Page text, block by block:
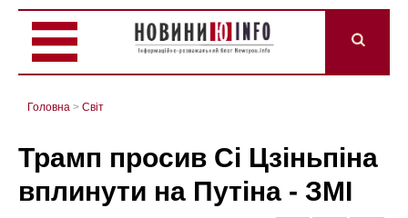
Головна > Світ
Трамп просив Сі Цзіньпіна
вплинути на Путіна - ЗМІ